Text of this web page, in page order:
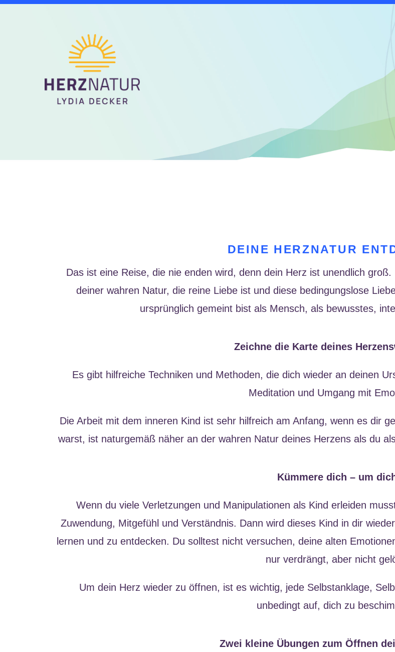
DEINE HERZNATUR
Das ist eine Reise, die nie enden wird, denn dein Herz ist unendlich
deiner wahren Natur, die reine Liebe ist und diese bedingungslose
ursprünglich gemeint bist als Mensch, als bewusstes,
Zeichne die Karte deines
Es gibt hilfreiche Techniken und Methoden, die dich wieder an deinen
Meditation und Umgang mit
Die Arbeit mit dem inneren Kind ist sehr hilfreich am Anfang, wenn es dir
warst, ist naturgemäß näher an der wahren Natur deines Herzens als du
Kümmere dich – um
Wenn du viele Verletzungen und Manipulationen als Kind erleiden
Zuwendung, Mitgefühl und Verständnis. Dann wird dieses Kind in dir
lernen und zu entdecken. Du solltest nicht versuchen, deine alten
nur verdrängt, aber nicht
Um dein Herz wieder zu öffnen, ist es wichtig, jede Selbstanklage,
unbedingt auf, dich zu
Zwei kleine Übungen zum Öffnen